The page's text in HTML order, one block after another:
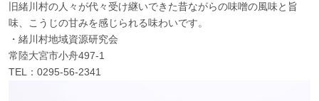
旧緒川村の人々が代々受け継いできた昔ながらの味噌の風味と旨
味、こうじの甘みを感じられる味わいです。
・緒川村地域資源研究会
常陸大宮市小舟497-1
TEL：0295-56-2341